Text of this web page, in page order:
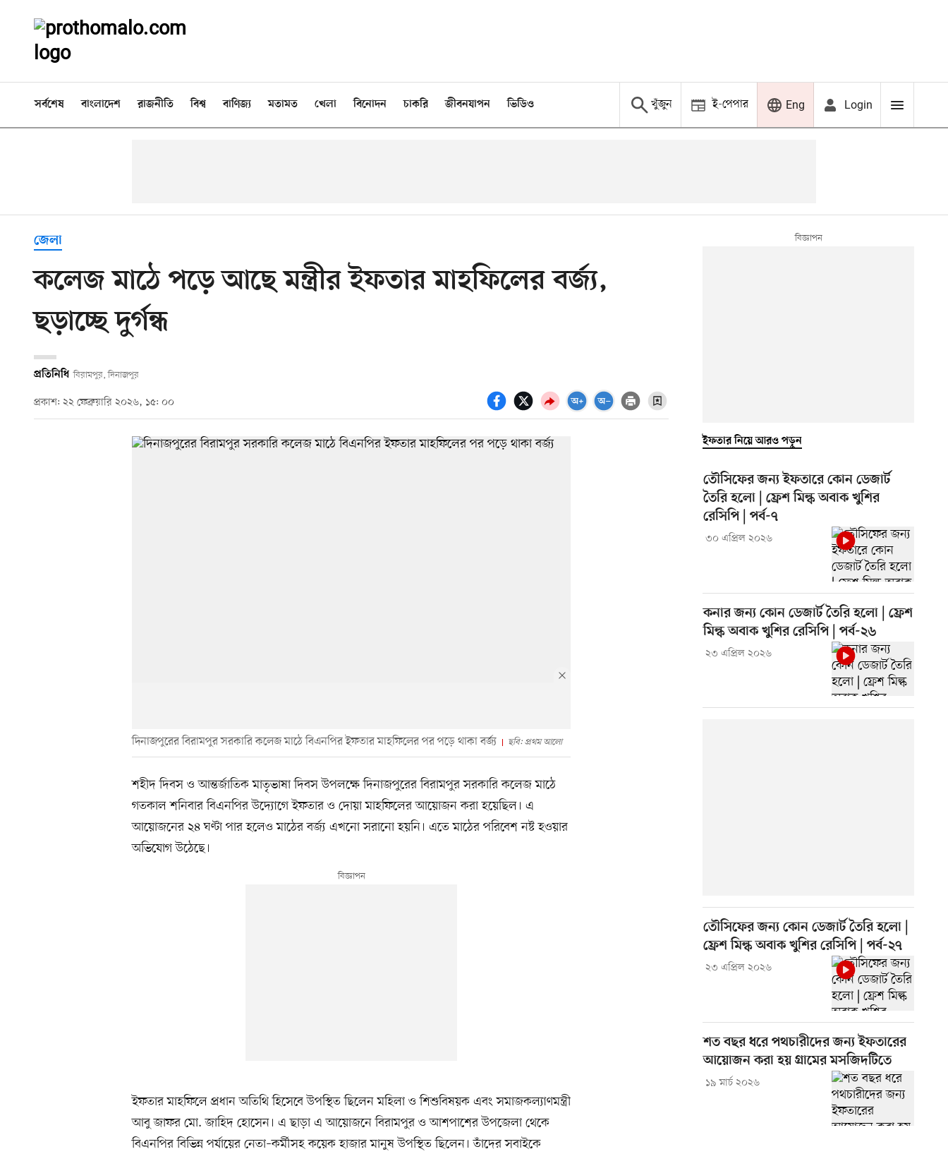
সর্বশেষ বাংলাদেশ রাজনীতি বিশ্ব বাণিজ্য মতামত খেলা বিনোদন চাকরি জীবনযাপন ভিডিও খুঁজুন ই-পেপার Eng Login
জেলা
কলেজ মাঠে পড়ে আছে মন্ত্রীর ইফতার মাহফিলের বর্জ্য,
ছড়াচ্ছে দুর্গন্ধ
প্রতিনিধি বিরামপুর, দিনাজপুর
প্রকাশ: ২২ ফেব্রুয়ারি ২০২৬, ১৫: ০০
দিনাজপুরের বিরামপুর সরকারি কলেজ মাঠে বিএনপির ইফতার মাহফিলের পর পড়ে থাকা বর্জ্য ছবি: প্রথম আলো
শহীদ দিবস ও আন্তর্জাতিক মাতৃভাষা দিবস উপলক্ষে দিনাজপুরের বিরামপুর সরকারি কলেজ মাঠে
গতকাল শনিবার বিএনপির উদ্যোগে ইফতার ও দোয়া মাহফিলের আয়োজন করা হয়েছিল। এ
আয়োজনের ২৪ ঘণ্টা পার হলেও মাঠের বর্জ্য এখনো সরানো হয়নি। এতে মাঠের পরিবেশ নষ্ট হওয়ার
অভিযোগ উঠেছে।
ইফতার মাহফিলে প্রধান অতিথি হিসেবে উপস্থিত ছিলেন মহিলা ও শিশুবিষয়ক এবং সমাজকল্যাণমন্ত্রী
আবু জাফর মো. জাহিদ হোসেন। এ ছাড়া এ আয়োজনে বিরামপুর ও আশপাশের উপজেলা থেকে
বিএনপির বিভিন্ন পর্যায়ের নেতা–কর্মীসহ কয়েক হাজার মানুষ উপস্থিত ছিলেন। তাঁদের সবাইকে
ইফতার নিয়ে আরও পড়ুন
তৌসিফের জন্য ইফতারে কোন ডেজার্ট
তৈরি হলো | ফ্রেশ মিল্ক অবাক খুশির
রেসিপি | পর্ব-৭
৩০ এপ্রিল ২০২৬
কনার জন্য কোন ডেজার্ট তৈরি হলো | ফ্রেশ
মিল্ক অবাক খুশির রেসিপি | পর্ব-২৬
২৩ এপ্রিল ২০২৬
তৌসিফের জন্য কোন ডেজার্ট তৈরি হলো |
ফ্রেশ মিল্ক অবাক খুশির রেসিপি | পর্ব-২৭
২৩ এপ্রিল ২০২৬
শত বছর ধরে পথচারীদের জন্য ইফতারের
আয়োজন করা হয় গ্রামের মসজিদটিতে
১৯ মার্চ ২০২৬